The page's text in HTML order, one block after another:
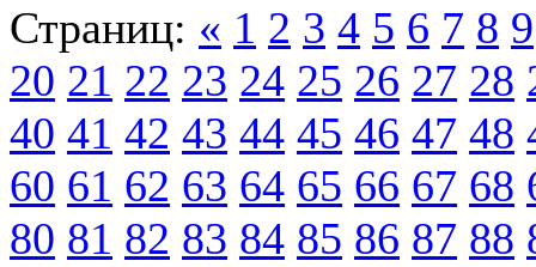
Страниц: « 1 2 3 4 5 6 7 8 9
20 21 22 23 24 25 26 27 28
40 41 42 43 44 45 46 47 48
60 61 62 63 64 65 66 67 68
80 81 82 83 84 85 86 87 88